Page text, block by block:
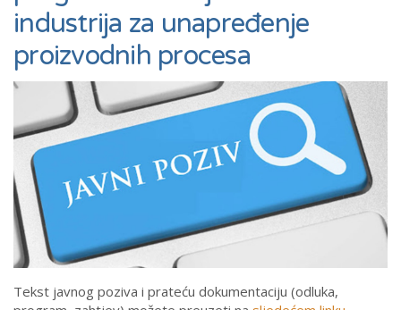
industrija za unapređenje
proizvodnih procesa
Tekst javnog poziva i prateću dokumentaciju (odluka,